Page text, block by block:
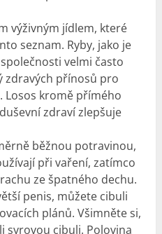
výživným jídlem, které
seznam. Ryby, jako je
velmi často
zdravých přínosů pro
Losos kromě přímého
zdraví zlepšuje
běžnou potravinou,
při vaření, zatímco
ze špatného dechu.
penis, můžete cibuli
plánů. Všimněte si,
syrovou cibuli. Polovina